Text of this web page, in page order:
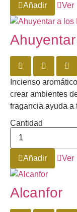
Añadir Ver
Incienso
crear ambientes
fragancia ayuda a
Cantidad
Añadir Ver
Alcanfor